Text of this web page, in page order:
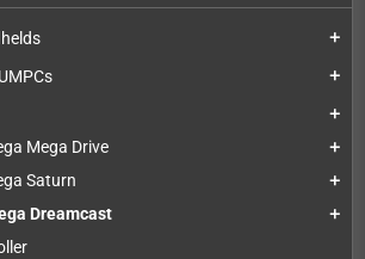
add
add
add
Mega Drive add
Saturn add
Dreamcast add